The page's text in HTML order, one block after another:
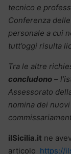
tecnico e
Conferenza
personale a cui
tutt’oggi risulta
Tra le altre
concludono –
Assessorato
nomina dei
ilSicilia.it ne
articolo https://